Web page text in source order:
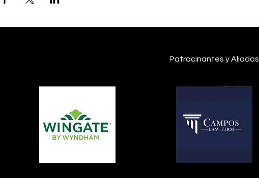
Patrocinantes y Aliados